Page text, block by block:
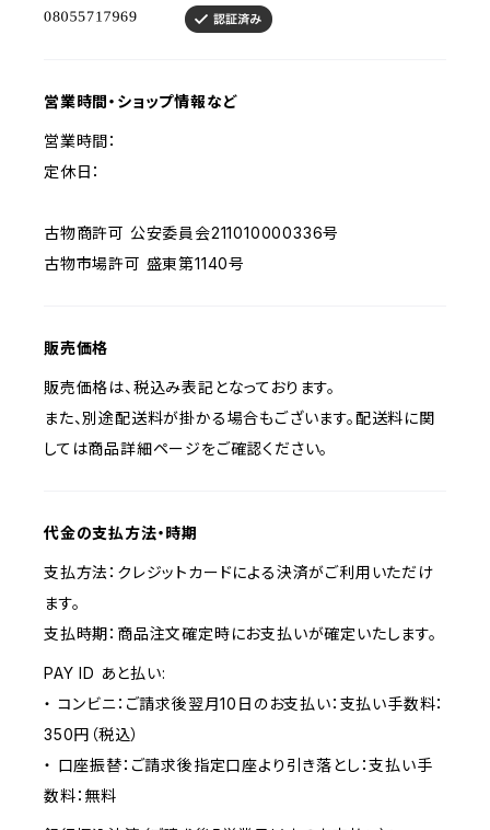
営業時間・ショップ情報など
営業時間：
定休日：
古物商許可 公安委員会211010000336号
古物市場許可 盛東第1140号
販売価格
販売価格は、税込み表記となっております。
また、別途配送料が掛かる場合もございます。配送料に関
しては商品詳細ページをご確認ください。
代金の支払方法・時期
支払方法：クレジットカードによる決済がご利用いただけ
ます。
支払時期：商品注文確定時にお支払いが確定いたします。
PAY ID あと払い:
・ コンビニ：ご請求後翌月10日のお支払い：支払い手数料：
350円（税込）
・ 口座振替：ご請求後指定口座より引き落とし：支払い手
数料：無料